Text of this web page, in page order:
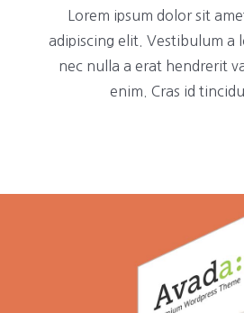
Lorem ipsum dolor sit
adipiscing elit. Vestibulum a
nec nulla a erat hendrerit
enim. Cras id